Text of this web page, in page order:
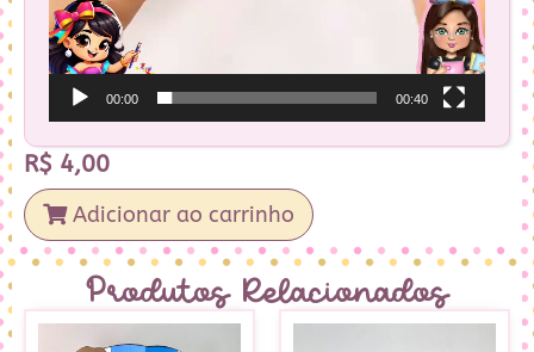
00:00 00:40
R$ 4,00
Adicionar ao carrinho
Produtos Relacionados